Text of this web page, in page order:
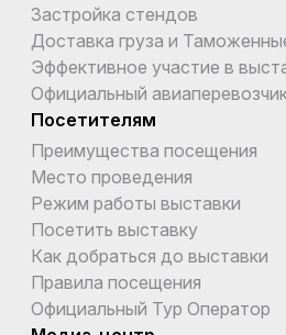
Застройка стендов
Доставка груза и
Эффективное участие в
Официальный
Посетителям
Преимущества посещения
Место проведения
Режим работы выставки
Посетить выставку
Как добраться до выставки
Правила посещения
Официальный Тур Оператор